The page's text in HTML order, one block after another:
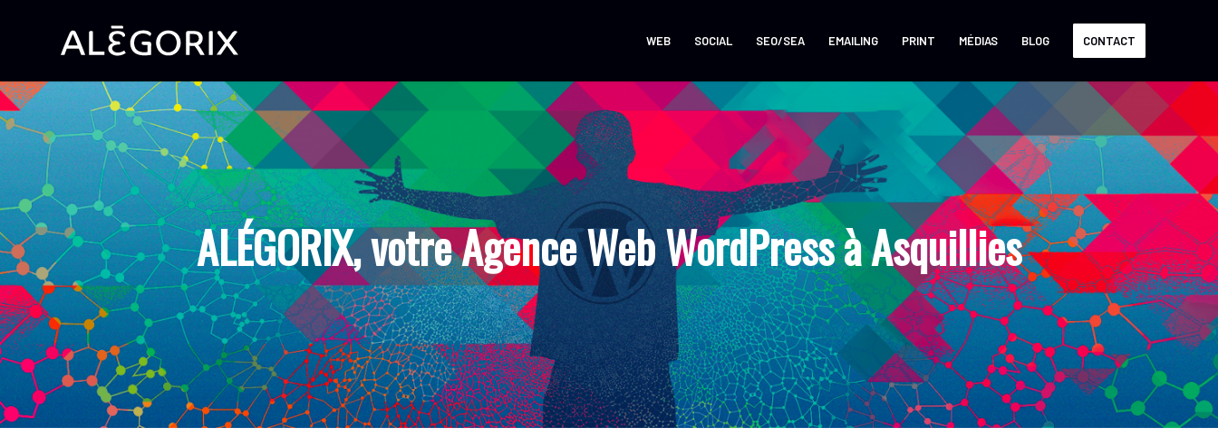
WEB SOCIAL SEO/SEA EMAILING PRINT MÉDIAS BLOG CONTACT
ALÉGORIX, votre Agence Web WordPress à Asquillies